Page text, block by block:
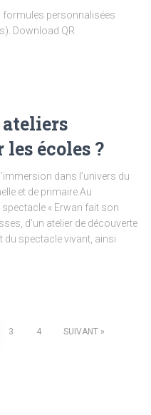
personnalisées
Download QR
ateliers
les écoles ?
dans l’univers du
et de primaire.Au
« Erwan fait son
d’un atelier de découverte
du spectacle vivant, ainsi
3 4 SUIVANT